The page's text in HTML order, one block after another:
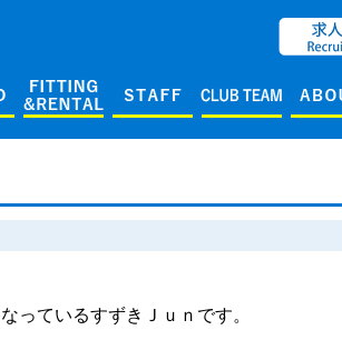
っているすずきＪｕｎです。